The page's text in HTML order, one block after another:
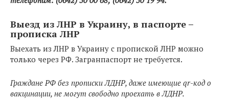
Выезд из ЛНР в Украину, в паспорте –
прописка ЛНР
Выехать из ЛНР в Украину с пропиской ЛНР можно
только через РФ. Загранпаспорт не требуется.
Граждане РФ без прописки ЛДНР, даже имеющие qr-код о
вакцинации, не могут свободно проехать в ЛДНР.